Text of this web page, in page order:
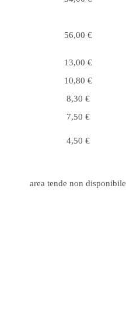
56,00 €
13,00 €
10,80 €
8,30 €
7,50 €
4,50 €
area tende non disponibile